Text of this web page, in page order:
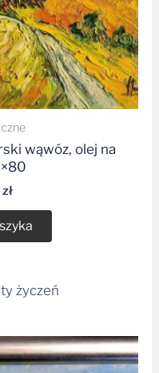
wąwóz, olej na
zł
życzeń